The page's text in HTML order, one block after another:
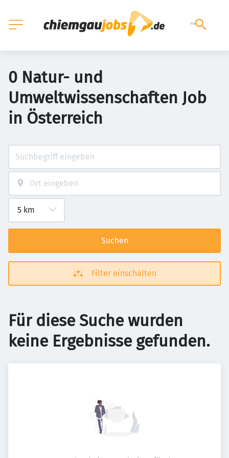
0 Natur- und
Umweltwissenschaften Job
in Österreich
Suchen
Filter einschalten
Für diese Suche wurden
keine Ergebnisse gefunden.